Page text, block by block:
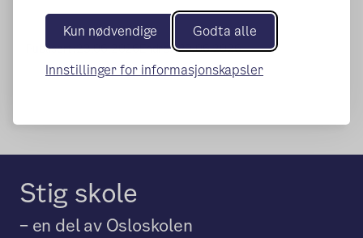
Kun nødvendige Godta alle
Innstillinger for informasjonskapsler
Publisert:23.06.2026Endret:29.06.2026
Stig skole
– en del av Osloskolen